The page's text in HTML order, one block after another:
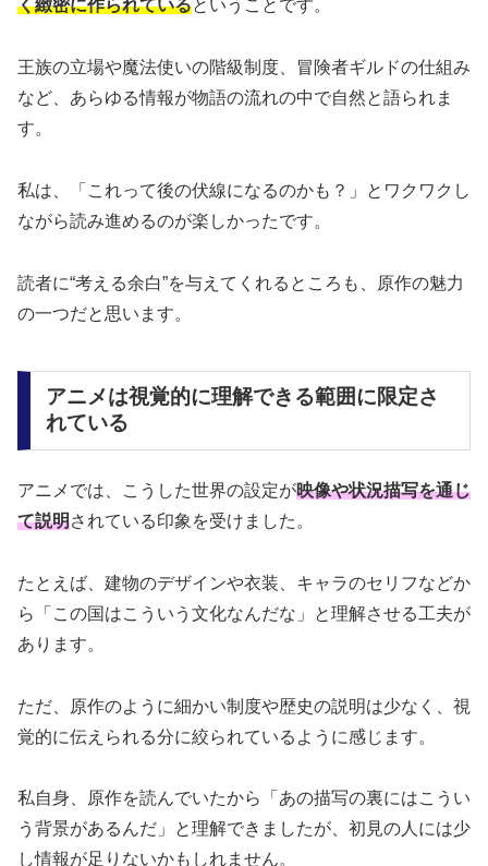
く緻密に作られているということです。
王族の立場や魔法使いの階級制度、冒険者ギルドの仕組み
など、あらゆる情報が物語の流れの中で自然と語られま
す。
私は、「これって後の伏線になるのかも？」とワクワクし
ながら読み進めるのが楽しかったです。
読者に“考える余白”を与えてくれるところも、原作の魅力
の一つだと思います。
アニメは視覚的に理解できる範囲に限定さ
れている
アニメでは、こうした世界の設定が映像や状況描写を通じ
て説明されている印象を受けました。
たとえば、建物のデザインや衣装、キャラのセリフなどか
ら「この国はこういう文化なんだな」と理解させる工夫が
あります。
ただ、原作のように細かい制度や歴史の説明は少なく、視
覚的に伝えられる分に絞られているように感じます。
私自身、原作を読んでいたから「あの描写の裏にはこうい
う背景があるんだ」と理解できましたが、初見の人には少
し情報が足りないかもしれません。